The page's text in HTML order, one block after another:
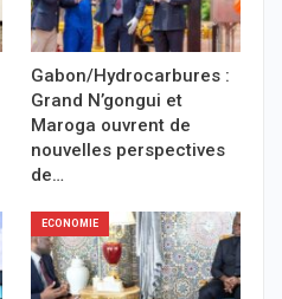
Gabon/Hydrocarbures :
Grand N’gongui et
Maroga ouvrent de
nouvelles perspectives
de…
ECONOMIE